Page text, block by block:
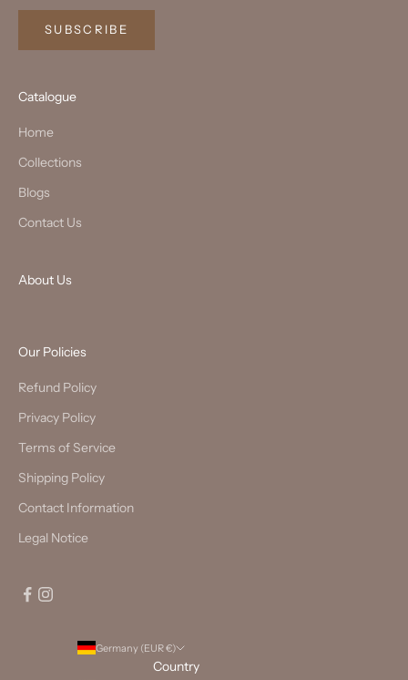
SUBSCRIBE
Catalogue
Home
Collections
Blogs
Contact Us
About Us
Our Policies
Refund Policy
Privacy Policy
Terms of Service
Shipping Policy
Contact Information
Legal Notice
Germany (EUR €)
Country